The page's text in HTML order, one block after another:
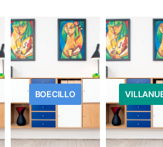
BOECILLO